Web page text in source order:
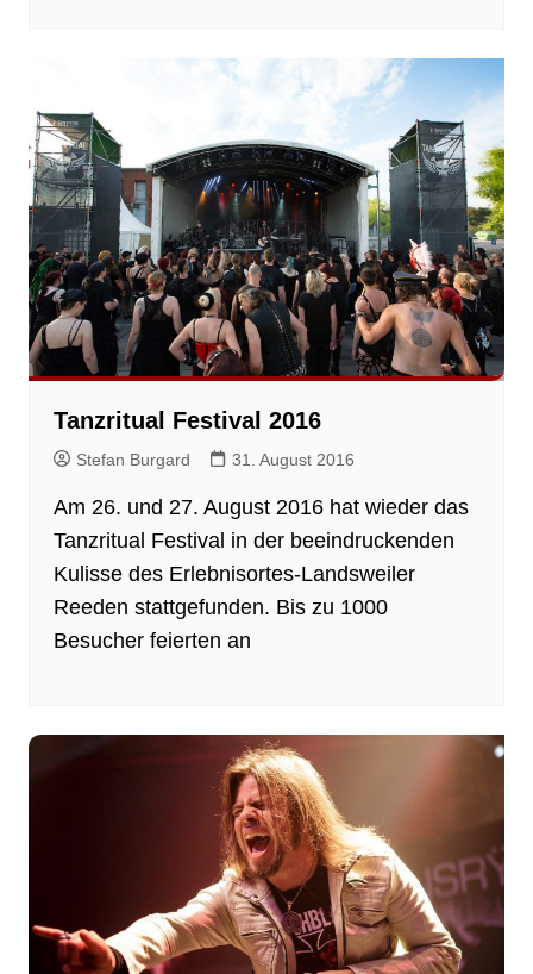
Tanzritual Festival 2016
Stefan Burgard 31. August 2016
Am 26. und 27. August 2016 hat wieder das
Tanzritual Festival in der beeindruckenden
Kulisse des Erlebnisortes-Landsweiler
Reeden stattgefunden. Bis zu 1000
Besucher feierten an